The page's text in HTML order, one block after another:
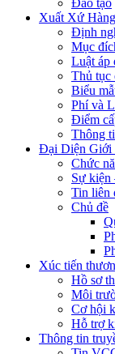
Đào tạo
Xuất Xứ
Định
Mục
Luật áp
Thủ tục
Biểu
Phí và
Điểm
Thông
Đại Diện Giới
Chức
Sự
Tin liên
Chủ đề
Xúc tiến
Hồ sơ
Môi
Cơ hội
Hỗ trợ
Thông tin